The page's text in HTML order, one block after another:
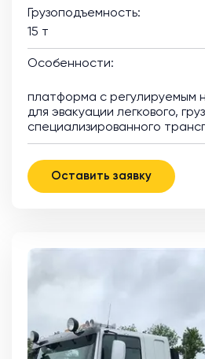
Грузоподъемность:
15 т
Особенности:
платформа с регулируемым
для эвакуации легкового,
специализированного
Оставить заявку